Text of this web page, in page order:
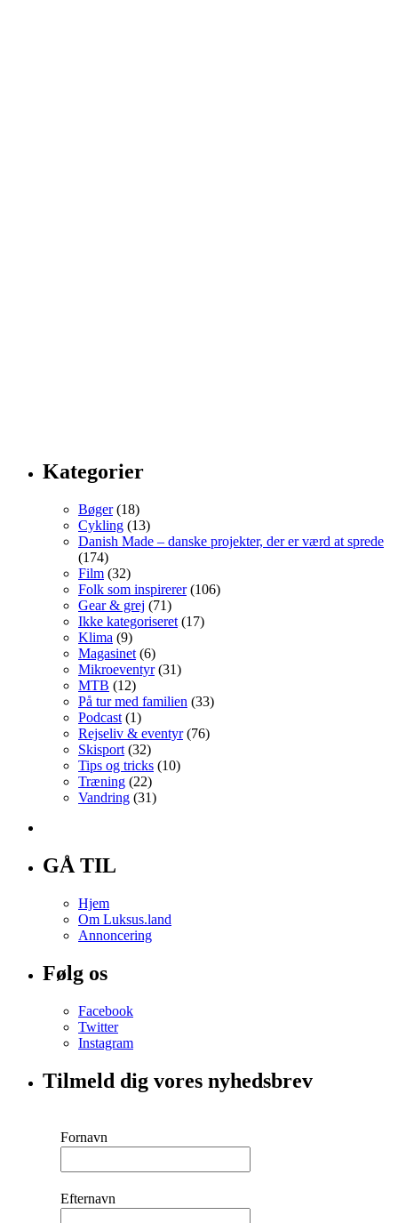
Kategorier
Bøger(18)
Cykling (13)
Danish Made – danske projekter, der er værd at sprede
(174)
Film (32)
Folk som inspirerer(106)
Gear & grej (71)
Ikke kategoriseret (17)
Klima (9)
Magasinet (6)
Mikroeventyr(31)
MTB (12)
På tur med familien (33)
Podcast (1)
Rejseliv & eventyr(76)
Skisport (32)
Tips og tricks (10)
Træning (22)
Vandring (31)
GÅ TIL
Hjem
Om Luksus.land
Annoncering
Følg os
Facebook
Twitter
Instagram
Tilmeld dig vores nyhedsbrev
Fornavn
Efternavn